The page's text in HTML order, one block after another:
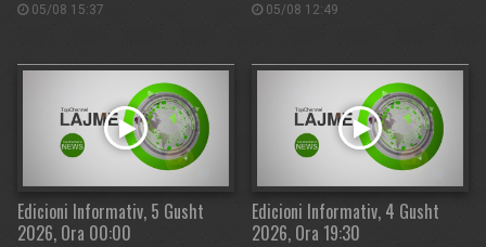
05/08 15:37 05/08 12:49
Edicioni Informativ, 5 Gusht
2026, Ora 00:00
Edicioni Informativ, 4 Gusht
2026, Ora 19:30